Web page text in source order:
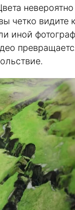
невероятно
четко видите
иной